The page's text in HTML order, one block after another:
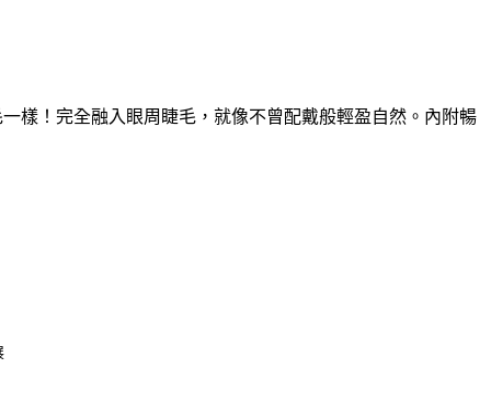
樣！完全融入眼周睫毛，就像不曾配戴般輕盈自然。內附暢